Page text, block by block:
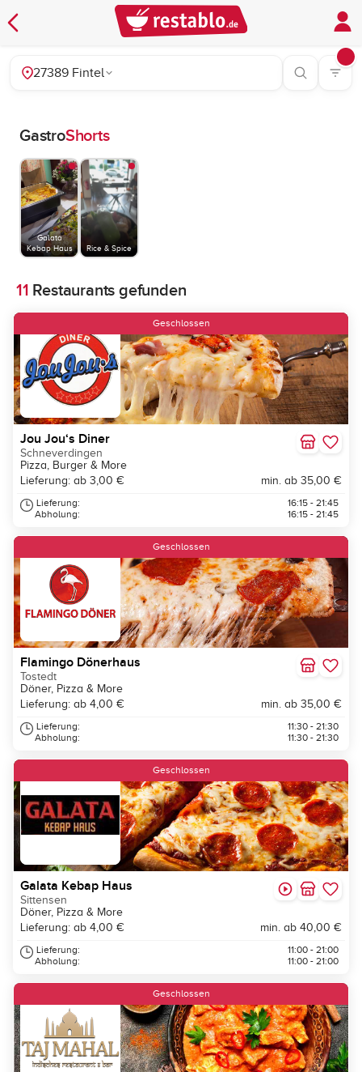
27389 Fintel
GastroShorts
Galata
Kebap Haus
Rice & Spice
11 Restaurants gefunden
Geschlossen
Jou Jou‘s Diner
Schneverdingen
Pizza, Burger & More
Lieferung: ab 3,00 €
min. ab 35,00 €
Lieferung:
Abholung:
16:15 - 21:45
16:15 - 21:45
Geschlossen
Flamingo Dönerhaus
Tostedt
Döner, Pizza & More
Lieferung: ab 4,00 €
min. ab 35,00 €
Lieferung:
Abholung:
11:30 - 21:30
11:30 - 21:30
Geschlossen
Galata Kebap Haus
Sittensen
Döner, Pizza & More
Lieferung: ab 4,00 €
min. ab 40,00 €
Lieferung:
Abholung:
11:00 - 21:00
11:00 - 21:00
Geschlossen